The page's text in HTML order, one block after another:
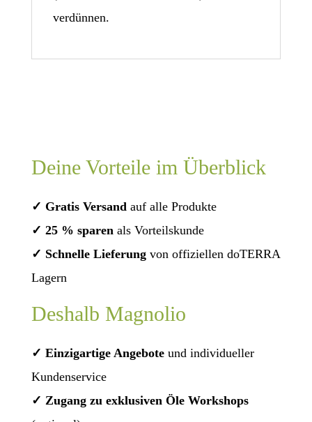
verdünnen.
Deine Vorteile im Überblick
✓ Gratis Versand auf alle Produkte
✓ 25 % sparen als Vorteilskunde
✓ Schnelle Lieferungvon offiziellen doTERRA
Lagern
Deshalb Magnolio
✓ Einzigartige Angeboteund individueller
Kundenservice
✓ Zugang zu exklusiven Öle Workshops